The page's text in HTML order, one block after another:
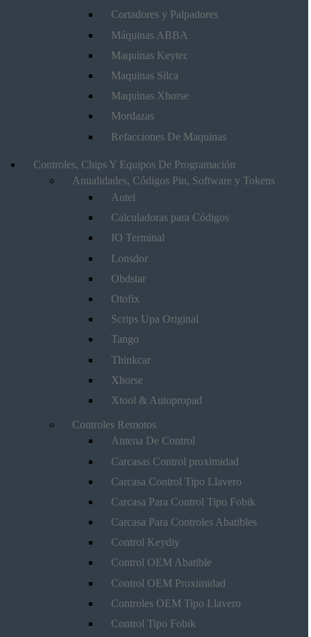
Cortadores y Palpadores
Máquinas ABBA
Maquinas Keytec
Maquinas Silca
Maquinas Xhorse
Mordazas
Refacciones De Maquinas
Controles, Chips Y Equipos De Programación
Anualidades, Códigos Pin, Software y Tokens
Autel
Calculadoras para Códigos
IO Terminal
Lonsdor
Obdstar
Otofix
Scrips Upa Original
Tango
Thinkcar
Xhorse
Xtool & Autopropad
Controles Remotos
Antena De Control
Carcasas Control proximidad
Carcasa Control Tipo Llavero
Carcasa Para Control Tipo Fobik
Carcasa Para Controles Abatibles
Control Keydiy
Control OEM Abatible
Control OEM Proximidad
Controles OEM Tipo Llavero
Control Tipo Fobik